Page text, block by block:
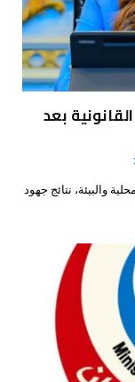
القانونية بعد
والبيئة، نتائج جهود